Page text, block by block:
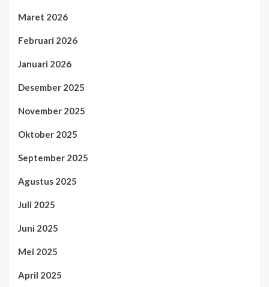
Maret 2026
Februari 2026
Januari 2026
Desember 2025
November 2025
Oktober 2025
September 2025
Agustus 2025
Juli 2025
Juni 2025
Mei 2025
April 2025